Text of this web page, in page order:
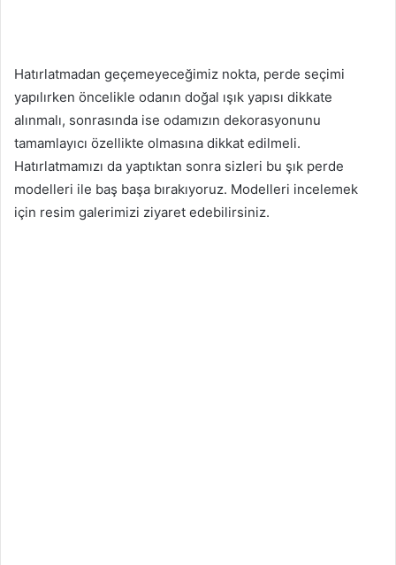
Hatırlatmadan geçemeyeceğimiz nokta, perde seçimi
yapılırken öncelikle odanın doğal ışık yapısı dikkate
alınmalı, sonrasında ise odamızın dekorasyonunu
tamamlayıcı özellikte olmasına dikkat edilmeli.
Hatırlatmamızı da yaptıktan sonra sizleri bu şık perde
modelleri ile baş başa bırakıyoruz. Modelleri incelemek
için resim galerimizi ziyaret edebilirsiniz.